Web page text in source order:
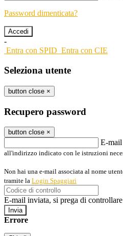
Password dimenticata?
-
Entra con SPID Entra con CIE
Seleziona utente
button close ×
Recupero password
button close ×
E-mail
all'indirizzo indicato con le istruzioni
Non hai una e-mail associata al nome
tramite la Login Spaggiari
E-mail inviata, si prega di
Errore